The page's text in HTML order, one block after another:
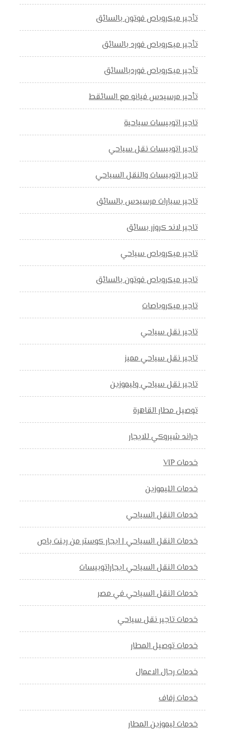
تأجير ميكروباص فوتون بالسائق
تأجير ميكروباص فورد بالسائق
تأجير ميكروباص فوردبالسائق
تأحير مرسيدس فيانو مع السائقط
تاجير اتوبيسات سياحية
تاجير اتوبيسات نقل سياحي
تاجير اتوبيسات والنقل السياحي
تاجير سيارات مرسيدس بالسائق
تاجير لاند كروزر بسائق
تاجير ميكروباص سياحي
تاجير ميكروباص فوتون بالسائق
تاجير ميكروباصات
تاجير نقل سياحي
تاجير نقل سياحي مميز
تاجير نقل سياحي وليموزين
توصيل مطار القاهرة
جراند شيروكي للايجار
خدمات VIP
خدمات الليموزين
خدمات النقل السياحي
خدمات النقل السياحي | ايجار كوستر من رينت باص
خدمات النقل السياحي ايجاراتوبيسات
خدمات النقل السياحي في مصر
خدمات تاجير نقل سياحي
خدمات توصيل المطار
خدمات رجال الاعمال
خدمات زفاف
خدمات ليموزين المطار